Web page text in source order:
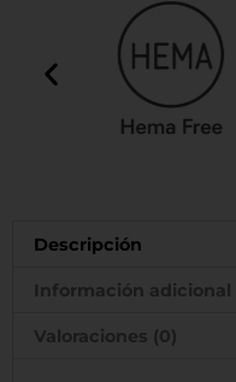
Descripción
Información adicional
Valoraciones (0)